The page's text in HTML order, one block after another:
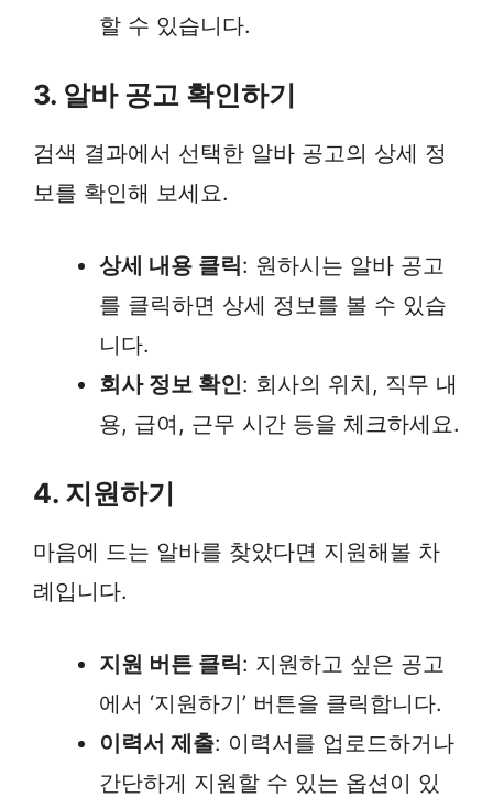
할 수 있습니다.
3. 알바 공고 확인하기
검색 결과에서 선택한 알바 공고의 상세 정
보를 확인해 보세요.
상세 내용 클릭: 원하시는 알바 공고
를 클릭하면 상세 정보를 볼 수 있습
니다.
회사 정보 확인: 회사의 위치, 직무 내
용, 급여, 근무 시간 등을 체크하세요.
4. 지원하기
마음에 드는 알바를 찾았다면 지원해볼 차
례입니다.
지원 버튼 클릭: 지원하고 싶은 공고
에서 ‘지원하기’ 버튼을 클릭합니다.
이력서 제출: 이력서를 업로드하거나
간단하게 지원할 수 있는 옵션이 있